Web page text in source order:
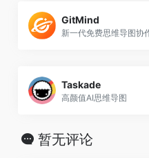
GitMind
Taskade
高颜值AI思维导图
暂无评论